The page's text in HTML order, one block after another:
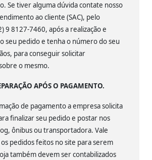
Se tiver alguma dúvida contate nosso
ao cliente (SAC), pelo
9 8127-7460, após a realização e
seu pedido e tenha o número do seu
para conseguir solicitar
o mesmo.
APÓS O PAGAMENTO.
de pagamento a empresa solicita
finalizar seu pedido e postar nos
ônibus ou transportadora. Vale
pedidos feitos no site para serem
também devem ser contabilizados